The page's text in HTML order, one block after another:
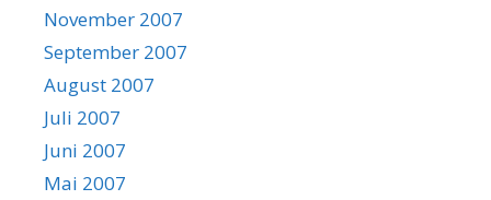
November 2007
September 2007
August 2007
Juli 2007
Juni 2007
Mai 2007